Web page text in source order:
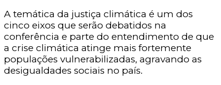
A temática da justiça climática é um dos
cinco eixos que serão debatidos na
conferência e parte do entendimento de que
a crise climática atinge mais fortemente
populações vulnerabilizadas, agravando as
desigualdades sociais no país.